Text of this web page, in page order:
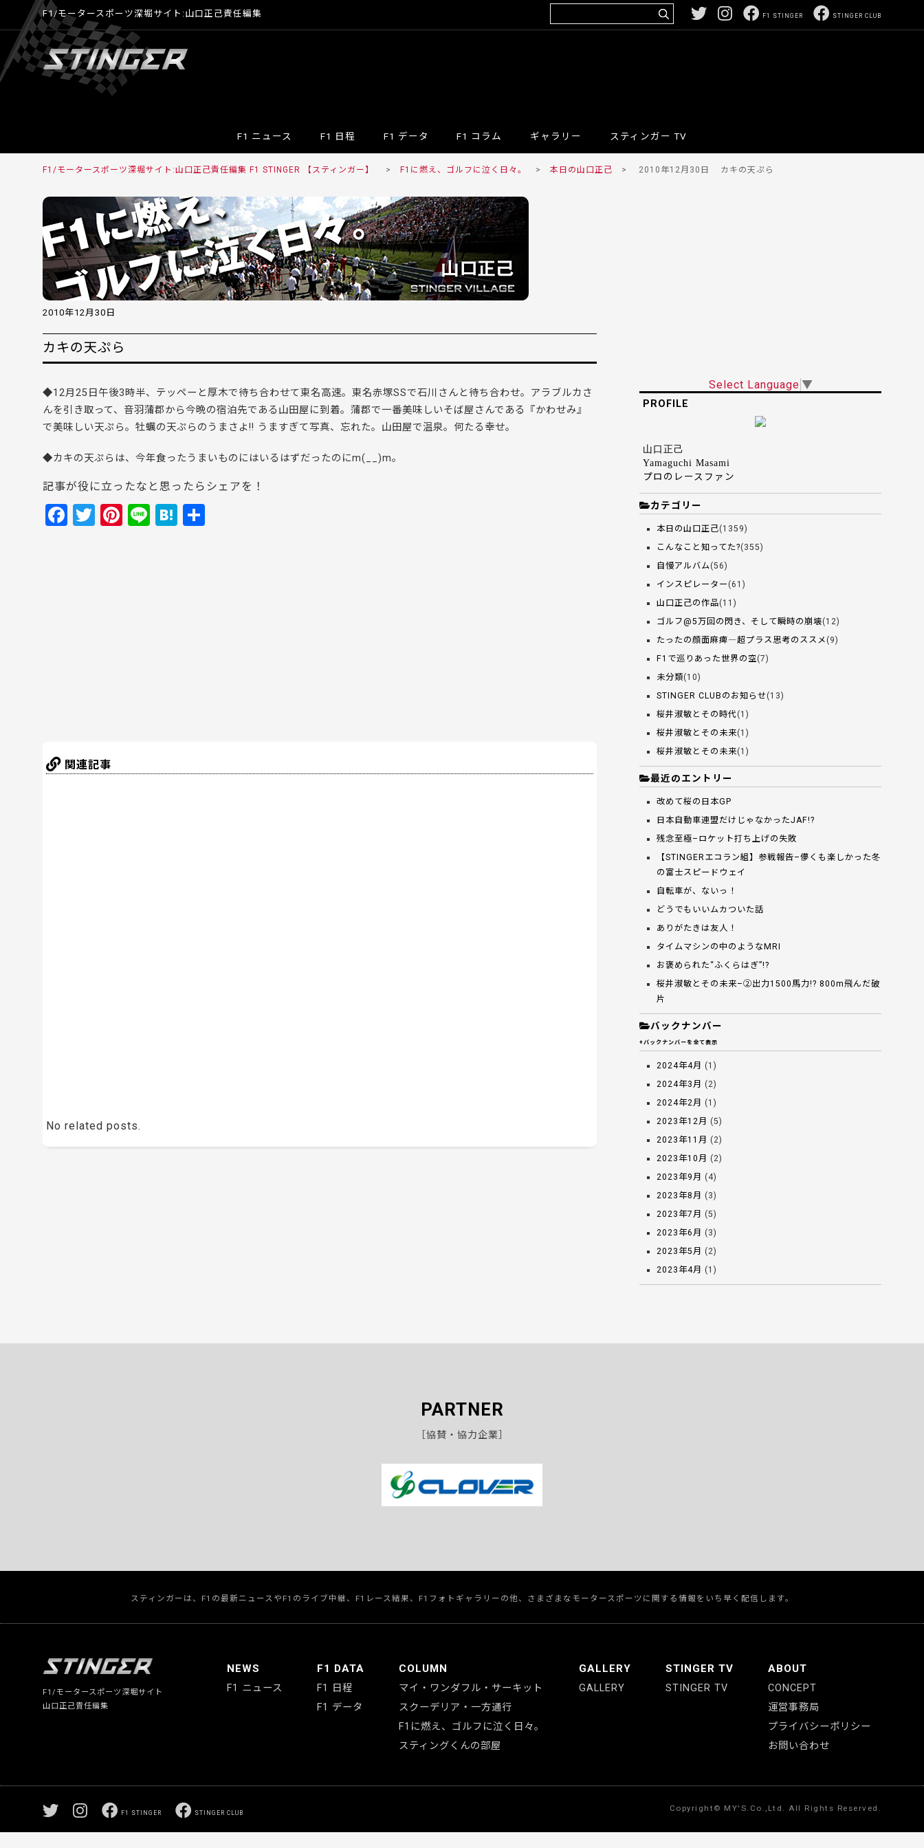
F1/モータースポーツ深堀サイト:山口正己責任編集 STINGER CLUB
F1 STINGER
F1 ニュース F1 日程 F1 データ F1 コラム ギャラリー スティンガー TV
F1/モータースポーツ深堀サイト:山口正己責任編集 F1 STINGER 【スティンガー】 > F1に燃え、ゴルフに泣く日々。 > 本日の山口正己 > 2010年12月30日 カキの天ぷら
2010年12月30日
カキの天ぷら
◆12月25日午後3時半、テッペーと厚木で待ち合わせて東名高速。東名赤塚SSで石川さんと待ち合わせ。アラブルカさ
んを引き取って、音羽蒲郡から今晩の宿泊先である山田屋に到着。蒲郡で一番美味しいそば屋さんである『かわせみ』
で美味しい天ぷら。牡蠣の天ぷらのうまさよ!! うますぎて写真、忘れた。山田屋で温泉。何たる幸せ。
◆カキの天ぷらは、今年食ったうまいものにはいるはずだったのにm(__)m。
記事が役に立ったなと思ったらシェアを！
F
T
Pi Li H
関連記事
No related posts.
Select Language ▼
PROFILE
山口正己
Yamaguchi Masami
プロのレースファン
カテゴリー
本日の山口正己(1359)
こんなこと知ってた?(355)
自慢アルバム(56)
インスピレーター(61)
山口正己の作品(11)
ゴルフ@5万回の閃き、そして瞬時の崩壊(12)
たったの顔面麻痺―超プラス思考のススメ(9)
F1で巡りあった世界の空(7)
未分類(10)
STINGER CLUBのお知らせ(13)
桜井淑敏とその時代(1)
桜井淑敏とその未来(1)
桜井淑敏とその未来(1)
最近のエントリー
改めて桜の日本GP
日本自動車連盟だけじゃなかったJAF!?
残念至極–ロケット打ち上げの失敗
【STINGERエコラン組】参戦報告–儚くも楽しかった冬
の富士スピードウェイ
自転車が、ないっ！
どうでもいいムカついた話
ありがたきは友人！
タイムマシンの中のようなMRI
お褒められた“ふくらはぎ”!?
桜井淑敏とその未来–②出力1500馬力!? 800m飛んだ破
片
バックナンバー
+バックナンバーを全て表示
2024年4月 (1)
2024年3月 (2)
2024年2月 (1)
2023年12月 (5)
2023年11月 (2)
2023年10月 (2)
2023年9月 (4)
2023年8月 (3)
2023年7月 (5)
2023年6月 (3)
2023年5月 (2)
2023年4月 (1)
PARTNER
［協賛・協力企業］
スティンガーは、F1の最新ニュースやF1のライブ中継、F1レース結果、F1フォトギャラリーの他、さまざまなモータースポーツに関する情報をいち早く配信します。
F1/モータースポーツ深堀サイト
山口正己責任編集
NEWS
F1 ニュース
F1 DATA
F1 日程
F1 データ
COLUMN
マイ・ワンダフル・サーキット
スクーデリア・一方通行
F1に燃え、ゴルフに泣く日々。
スティングくんの部屋
GALLERY
GALLERY
STINGER TV
STINGER TV
ABOUT
CONCEPT
運営事務局
プライバシーポリシー
お問い合わせ
F1 STINGER STINGER CLUB Copyright© MY'S.Co.,Ltd. All Rights Reserved.